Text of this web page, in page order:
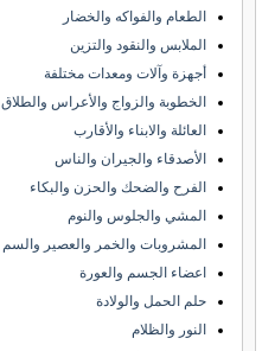
الطعام والفواكه والخضار
الملابس والنقود والتزين
أجهزة وآلات ومعدات مختلفة
الخطوبة والزواج والأعراس والطلاق
العائلة والابناء والأقارب
الأصدقاء والجيران والناس
الفرح والضحك والحزن والبكاء
المشي والجلوس والنوم
المشروبات والخمر والعصير والسم
اعضاء الجسم والعورة
حلم الحمل والولادة
النور والظلام